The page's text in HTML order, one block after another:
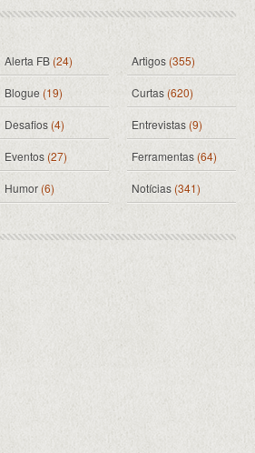
Alerta FB(24) Artigos (355)
Blogue (19) Curtas (620)
Desafios (4) Entrevistas (9)
Eventos(27) Ferramentas(64)
Humor (6) Notícias(341)